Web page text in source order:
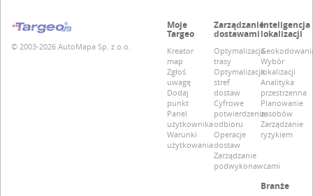
© 2003-2026 AutoMapa Sp. z o.o.
Moje
Targeo
Kreator
map
Zgłoś
uwagę
Dodaj
punkt
Panel
użytkownika
Warunki
użytkowania
Zarządzanie
dostawami
Optymalizacja
trasy
Optymalizacja
stref
dostaw
Cyfrowe
potwierdzenie
odbioru
Operacje
dostaw
Zarządzanie
podwykonawcami
Inteligencja
lokalizacji
Wybór
lokalizacji
Analityka
przestrzenna
Planowanie
zasobów
Zarządzanie
ryzykiem
Branże